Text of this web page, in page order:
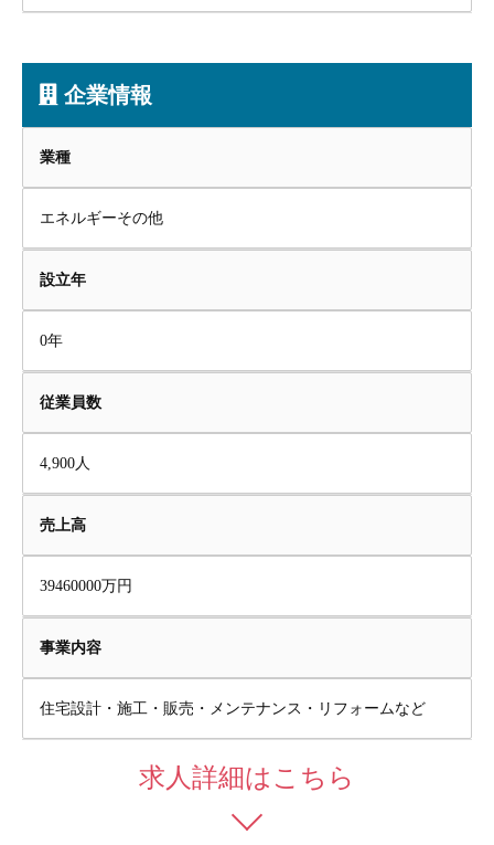
企業情報
業種
エネルギーその他
設立年
0年
従業員数
4,900人
売上高
39460000万円
事業内容
住宅設計・施工・販売・メンテナンス・リフォームなど
求人詳細はこちら